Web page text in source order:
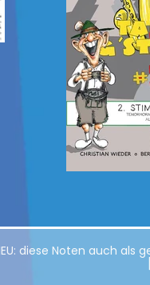
diese Noten auch als